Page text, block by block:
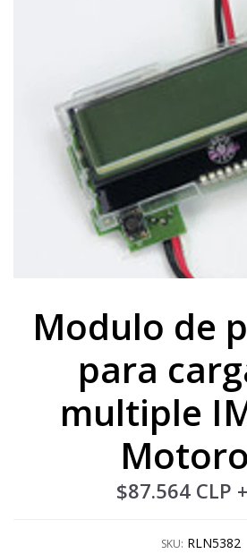
Modulo de
para
multiple
$87.564 CLP
SKU: RLN5382